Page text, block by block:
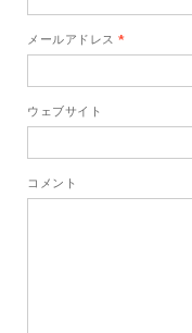
メールアドレス*
ウェブサイト
コメント